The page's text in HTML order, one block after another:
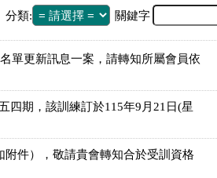
分類: 關鍵字
單更新訊息一案，請轉知所屬會員依
四期，該訓練訂於115年9月21日(星
附件），敬請貴會轉知合於受訓資格